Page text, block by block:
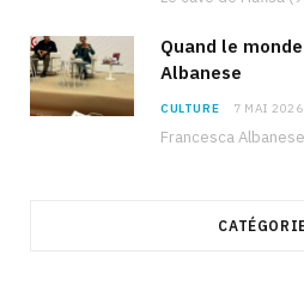
Quand le
Albanese
CULTURE 7 MAI 2026